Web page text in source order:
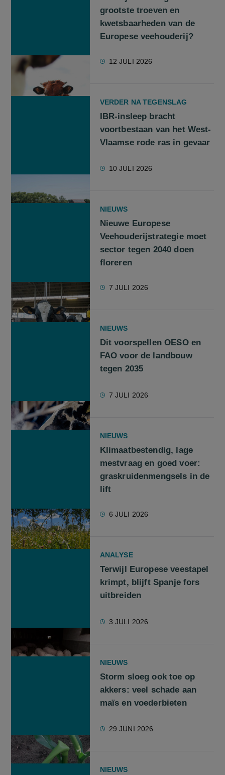
grootste troeven en
kwetsbaarheden van de
Europese veehouderij?
12 JULI 2026
VERDER NA TEGENSLAG
IBR-insleep bracht
voortbestaan van het West-
Vlaamse rode ras in gevaar
10 JULI 2026
NIEUWS
Nieuwe Europese
Veehouderijstrategie moet
sector tegen 2040 doen
floreren
7 JULI 2026
NIEUWS
Dit voorspellen OESO en
FAO voor de landbouw
tegen 2035
7 JULI 2026
NIEUWS
Klimaatbestendig, lage
mestvraag en goed voer:
graskruidenmengsels in de
lift
6 JULI 2026
ANALYSE
Terwijl Europese veestapel
krimpt, blijft Spanje fors
uitbreiden
3 JULI 2026
NIEUWS
Storm sloeg ook toe op
akkers: veel schade aan
maïs en voederbieten
29 JUNI 2026
NIEUWS